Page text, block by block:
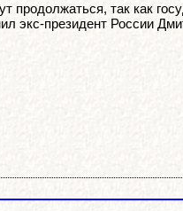
так как
президент России